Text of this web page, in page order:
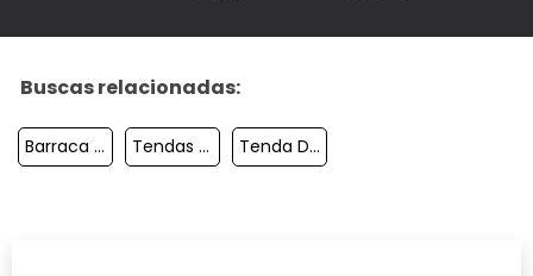
Buscas relacionadas:
Barraca De Praia 4x4 Tendas Para Alugar Tenda De Praia Preco